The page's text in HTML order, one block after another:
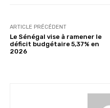
ARTICLE PRÉCÉDENT
Le Sénégal vise à ramener le
déficit budgétaire 5,37% en
2026